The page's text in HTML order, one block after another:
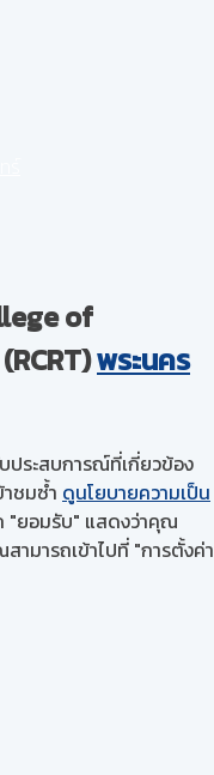
of
พระนคร
ประสบการณ์ที่เกี่ยวข้อง
ชมซ้ำ ดูนโยบายความเป็น
"ยอมรับ" แสดงว่าคุณ
มารถเข้าไปที่ "การตั้งค่า